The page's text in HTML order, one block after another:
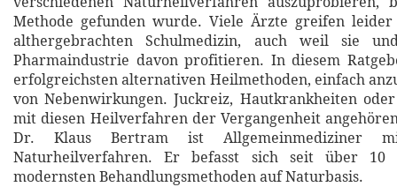
Methode gefunden wurde. Viele Ärzte greifen
althergebrachten Schulmedizin, auch weil sie
Pharmaindustrie davon profitieren. In diesem
erfolgreichsten alternativen Heilmethoden, einfach
von Nebenwirkungen. Juckreiz, Hautkrankheiten
mit diesen Heilverfahren der Vergangenheit
Dr. Klaus Bertram ist Allgemeinmediziner
Naturheilverfahren. Er befasst sich seit über 10
modernsten Behandlungsmethoden auf Naturbasis.